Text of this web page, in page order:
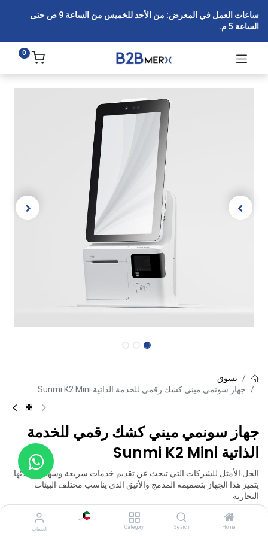
Home
Search
Category الحساب
ساعات العمل في المعرض: من الأحد للخميس من الساعة 9 ص حتى
الساعة 5 م.
0
تسوق
جهاز سونمي ميني كشك رقمي للخدمة الذاتية Sunmi K2 Mini
جهاز سونمي ميني كشك رقمي للخدمة
الذاتية Sunmi K2 Mini
الحل الأمثل للشركات التي تبحث عن تقديم خدمات سريعة وسهلة لعملائها.
يتميز هذا الجهاز بتصميمه المدمج والأنيق الذي يناسب مختلف البيئات
التجارية
600.000